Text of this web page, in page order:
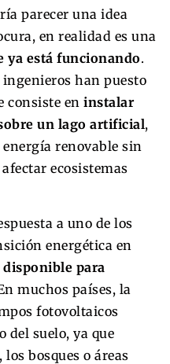
parecer una idea
en realidad es una
ya está funcionando.
han puesto
consiste en instalar
un lago artificial,
renovable sin
ecosistemas
a uno de los
energética en
para
muchos países, la
fotovoltaicos
del suelo, ya que
bosques o áreas